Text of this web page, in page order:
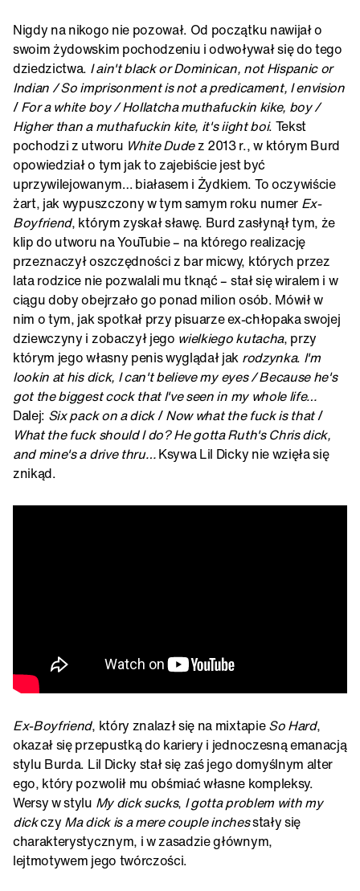
Nigdy na nikogo nie pozował. Od początku nawijał o
swoim żydowskim pochodzeniu i odwoływał się do tego
dziedzictwa. I ain't black or Dominican, not Hispanic or
Indian / So imprisonment is not a predicament, I envision
/For a white boy / Hollatcha muthafuckin kike, boy /
Higher than a muthafuckin kite, it's iight boi. Tekst
pochodzi z utworu White Dudez 2013 r., w którym Burd
opowiedział o tym jak to zajebiście jest być
uprzywilejowanym… białasem i Żydkiem. To oczywiście
żart, jak wypuszczony w tym samym roku numer Ex-
Boyfriend, którym zyskał sławę. Burd zasłynął tym, że
klip do utworu na YouTubie – na którego realizację
przeznaczył oszczędności z bar micwy, których przez
lata rodzice nie pozwalali mu tknąć – stał się wiralem i w
ciągu doby obejrzało go ponad milion osób. Mówił w
nim o tym, jak spotkał przy pisuarze ex-chłopaka swojej
dziewczyny i zobaczył jego wielkiego kutacha, przy
którym jego własny penis wyglądał jak rodzynka. I'm
lookin at his dick, I can't believe my eyes / Because he's
got the biggest cock that I've seen in my whole life…
Dalej: Six pack on a dick/Now what the fuck is that/
What the fuck should I do? He gotta Ruth's Chris dick,
and mine's a drive thru…Ksywa Lil Dicky nie wzięła się
znikąd.
Ex-Boyfriend, który znalazł się na mixtapieSo Hard,
okazał się przepustką do kariery i jednoczesną emanacją
stylu Burda. Lil Dicky stał się zaś jego domyślnym alter
ego, który pozwolił mu obśmiać własne kompleksy.
Wersy w stylu My dick sucks, I gotta problem with my
dickczy Ma dick is a mere couple inchesstały się
charakterystycznym, i w zasadzie głównym,
lejtmotywem jego twórczości.